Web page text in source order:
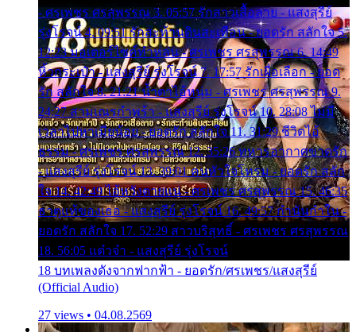
- ศรเพชร ศรสุพรรณ 3. 05:57 รักสาวเสื้อลาย - แสงสุรีย์
รุ่งโรจน์ 4. 09:51 รักสะท้านดินสะเทือน - ยอดรัก สลักใจ 5.
12:23 มอเตอร์ไซค์ทำหล่น - ศรเพชร ศรสุพรรณ 6. 14:49
หิ้วกระเป๋า - แสงสุรีย์ รุ่งโรจน์ 7. 17:57 รักเผื่อเลือก - ยอด
รัก สลักใจ 8. 21:21 น้ำตาไอ้หนุ่ม - ศรเพชร ศรสุพรรณ 9.
24:27 สามเณรกำพร้า - แสงสุรีย์ รุ่งโรจน์ 10. 28:08 ไม่มี
เวลาไปหาเมียน้อย - ยอดรัก สลักใจ 11. 31:29 ชีวิตไอ้
ธรรม - ศรเพชร ศรสุพรรณ 12. 35:26 ทหารอากาศขาดรัก
- แสงสุรีย์ รุ่งโรจน์ 13. 39:01 คนหัวใจโทรม - ยอดรัก สลัก
ใจ 14. 42:49 ไอ้หวังตายแน่ - ศรเพชร ศรสุพรรณ 15. 46:35
ธาตุแท้ของเธอ - แสงสุรีย์ รุ่งโรจน์ 16. 49:57 กำนันกำใน -
ยอดรัก สลักใจ 17. 52:29 สาวบริสุทธิ์ - ศรเพชร ศรสุพรรณ
18. 56:05 แต๋วจ๋า - แสงสุรีย์ รุ่งโรจน์
18 บทเพลงดังจากฟากฟ้า - ยอดรัก/ศรเพชร/แสงสุรีย์
(Official Audio)
27 views • 04.08.2569